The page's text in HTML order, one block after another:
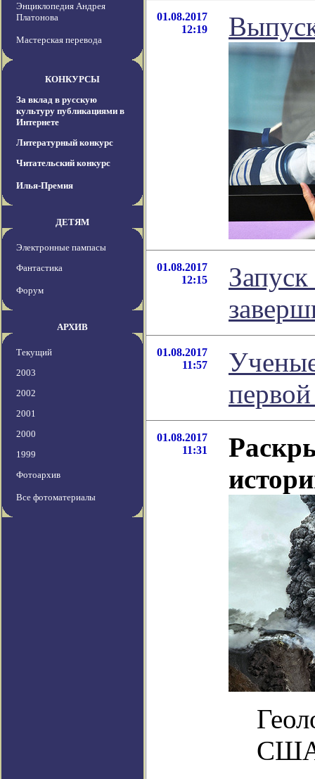
Энциклопедия Андрея
Платонова
Мастерская перевода
КОНКУРСЫ
За вклад в русскую
культуру публикациями в
Интернете
Литературный конкурс
Читательский конкурс
Илья-Премия
ДЕТЯМ
Электронные пампасы
Фантастика
Форум
АРХИВ
Текущий
2003
2002
2001
2000
1999
Фотоархив
Все фотоматериалы
01.08.2017
12:19
01.08.2017
12:15
01.08.2017
11:57
01.08.2017
11:31
США